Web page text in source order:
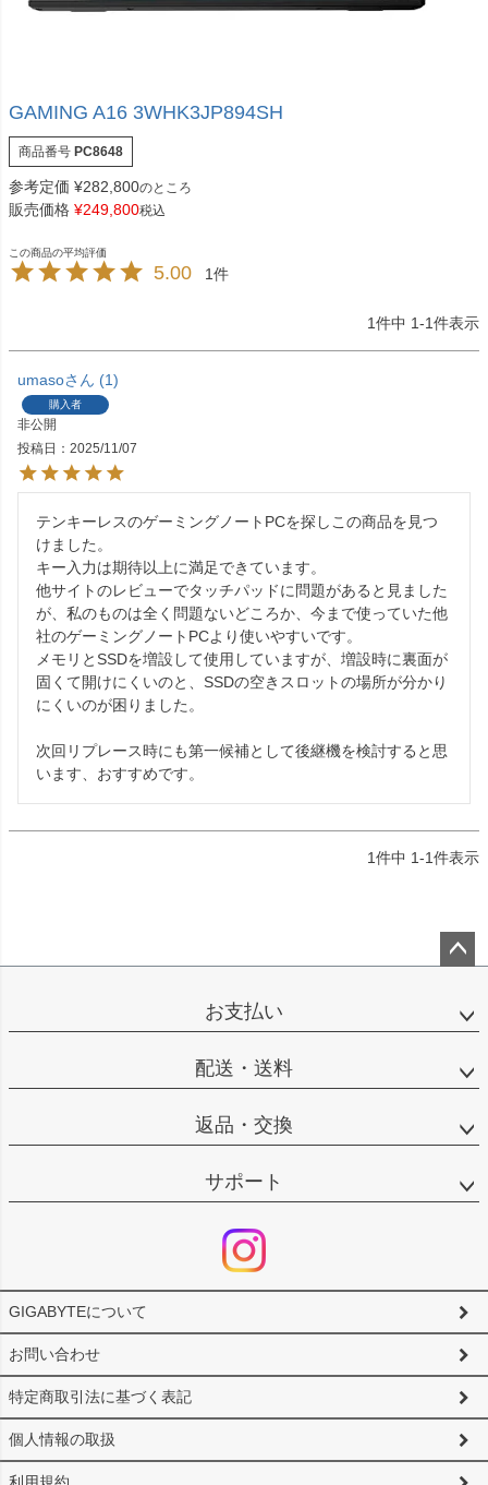
GAMING A16 3WHK3JP894SH
商品番号 PC8648
参考定価 ¥282,800のところ
販売価格 ¥249,800税込
5.00 1
1件中 1-1件表示
umaso 1
購入者
非公開
投稿日
2025/11/07
テンキーレスのゲーミングノートPCを探しこの商品を見つ
けました。
キー入力は期待以上に満足できています。
他サイトのレビューでタッチパッドに問題があると見ました
が、私のものは全く問題ないどころか、今まで使っていた他
社のゲーミングノートPCより使いやすいです。
メモリとSSDを増設して使用していますが、増設時に裏面が
固くて開けにくいのと、SSDの空きスロットの場所が分かり
にくいのが困りました。
次回リプレース時にも第一候補として後継機を検討すると思
います、おすすめです。
1件中 1-1件表示
ップ
お支払い
配送・送料
返品・交換
サポート
GIGABYTEについて
お問い合わせ
特定商取引法に基づく表記
個人情報の取扱